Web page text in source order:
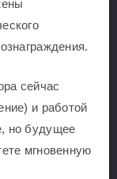
сейчас
и работой
но будущее
мгновенную